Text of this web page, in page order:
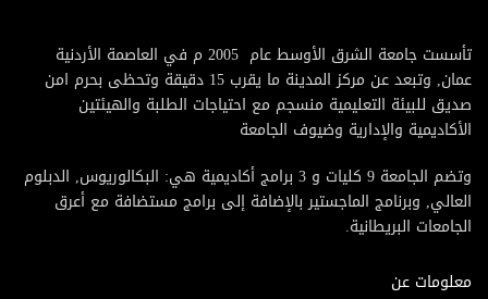
تأسست جامعة الشرق الأوسط عام 2005 م في العاصمة الأردنية
عمان, وتبعد عن مركز المدينة ما يقرب 15 دقيقة وتحظى بحرم امن
صديق للبيئة التعليمية منسجم مع احتياجات الطلبة والهيئتين
الأكاديمية والإدارية وضيوف الجامعة
وتضم الجامعة 9 كليات و 3 برامج أكاديمية هي: البكالوريوس, الدبلوم
العالي, وبرنامج الماجستير بالإضافة إلى برامج مستضافة مع أعرق
الجامعات البريطانية.
معلومات عن